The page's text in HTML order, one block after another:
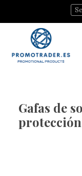
Gafas de